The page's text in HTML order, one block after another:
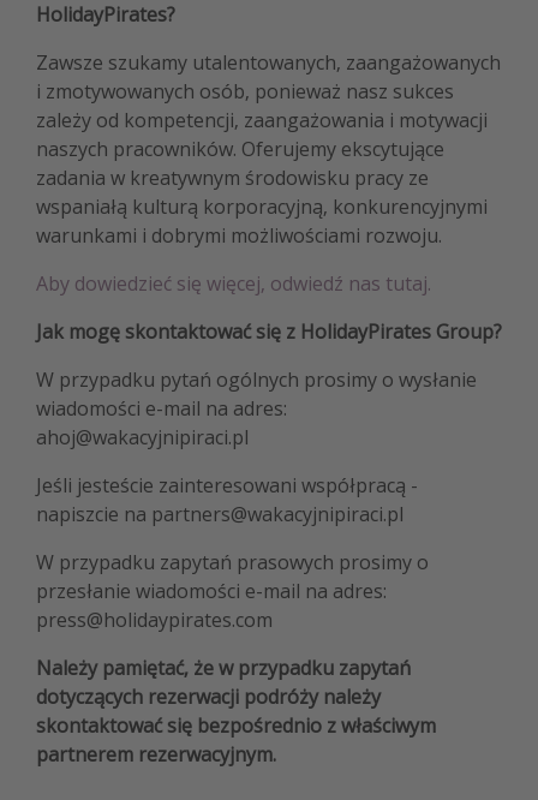
HolidayPirates?
Zawsze szukamy utalentowanych, zaangażowanych
i zmotywowanych osób, ponieważ nasz sukces
zależy od kompetencji, zaangażowania i motywacji
naszych pracowników. Oferujemy ekscytujące
zadania w kreatywnym środowisku pracy ze
wspaniałą kulturą korporacyjną, konkurencyjnymi
warunkami i dobrymi możliwościami rozwoju.
Aby dowiedzieć się więcej, odwiedź nas tutaj.
Jak mogę skontaktować się z HolidayPirates Group?
W przypadku pytań ogólnych prosimy o wysłanie
wiadomości e-mail na adres:
ahoj@wakacyjnipiraci.pl
Jeśli jesteście zainteresowani współpracą -
napiszcie na partners@wakacyjnipiraci.pl
W przypadku zapytań prasowych prosimy o
przesłanie wiadomości e-mail na adres:
press@holidaypirates.com
Należy pamiętać, że w przypadku zapytań
dotyczących rezerwacji podróży należy
skontaktować się bezpośrednio z właściwym
partnerem rezerwacyjnym.